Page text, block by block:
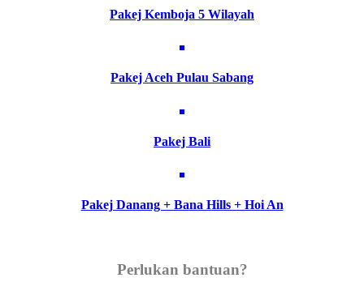
Pakej Kemboja 5 Wilayah
Pakej Aceh Pulau Sabang
Pakej Bali
Pakej Danang + Bana Hills + Hoi An
Perlukan bantuan?